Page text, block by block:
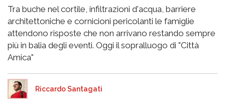
Tra buche nel cortile, infiltrazioni d'acqua, barriere
architettoniche e cornicioni pericolanti le famiglie
attendono risposte che non arrivano restando sempre
più in balia degli eventi. Oggi il sopralluogo di "Città
Amica"
Riccardo Santagati